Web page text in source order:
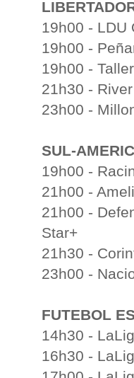
19h00 - LDU
19h00 -
19h00 -
21h30 -
23h00 -
SUL-
19h00 -
21h00 -
21h00 -
Star+
21h30 -
23h00 -
FUTEBOL
14h30 -
16h30 -